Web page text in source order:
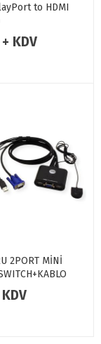
to HDMI
KDV
2PORT MİNİ